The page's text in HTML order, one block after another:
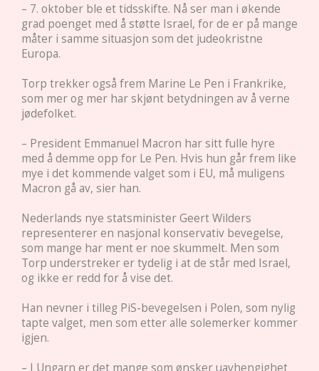
– 7. oktober ble et tidsskifte. Nå ser man i økende
grad poenget med å støtte Israel, for de er på mange
måter i samme situasjon som det judeokristne
Europa.
Torp trekker også frem Marine Le Pen i Frankrike,
som mer og mer har skjønt betydningen av å verne
jødefolket.
– President Emmanuel Macron har sitt fulle hyre
med å demme opp for Le Pen. Hvis hun går frem like
mye i det kommende valget som i EU, må muligens
Macron gå av, sier han.
Nederlands nye statsminister Geert Wilders
representerer en nasjonal konservativ bevegelse,
som mange har ment er noe skummelt. Men som
Torp understreker er tydelig i at de står med Israel,
og ikke er redd for å vise det.
Han nevner i tilleg PiS-bevegelsen i Polen, som nylig
tapte valget, men som etter alle solemerker kommer
igjen.
– I Ungarn er det mange som ønsker uavhengighet